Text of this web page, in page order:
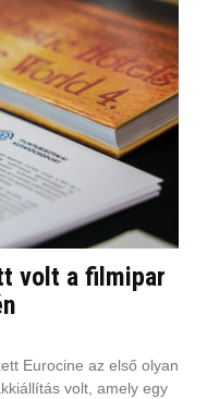
volt a filmipar
Eurocine az első olyan
volt, amely egy